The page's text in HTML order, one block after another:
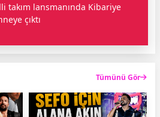
takım lansmanında Kibariye
çıktı
Tümünü Gör